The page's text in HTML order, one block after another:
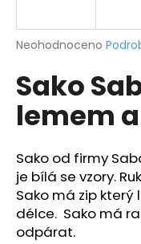
Průměrné
produktu
je
0,0
hvězdiček.
Neohodnoceno
Sako
lemem
Sako od firmy
je bílá se vzory.
Sako má zip který
délce. Sako má
odpárat.
j
t
?